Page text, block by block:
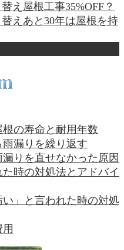
屋根工事35%OFF？
あと30年は屋根を持
の寿命と耐用年数
漏りを繰り返す
りを直せなかった原因
た時の対処法とアドバイ
い」と言われた時の対処